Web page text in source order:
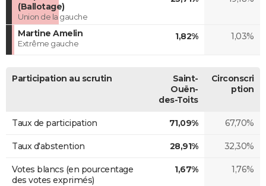
(Ballotage)
Union de la gauche
Martine Amelin
Extrême gauche
1,82% 1,03%
Participation au scrutin
Saint-
Ouën-
des-Toits
Circonscri
ption
Taux de participation 71,09% 67,70%
Taux d'abstention 28,91% 32,30%
Votes blancs (en pourcentage
des votes exprimés)
1,67% 1,76%